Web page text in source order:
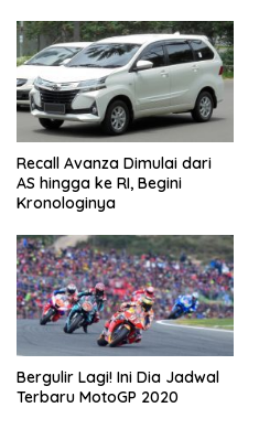
Recall Avanza Dimulai dari
AS hingga ke RI, Begini
Kronologinya
Bergulir Lagi! Ini Dia Jadwal
Terbaru MotoGP 2020